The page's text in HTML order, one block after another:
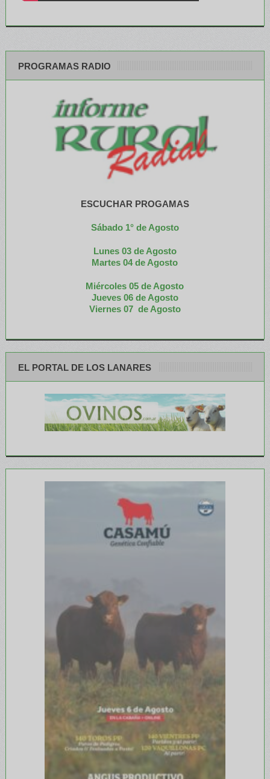
PROGRAMAS RADIO
ESCUCHAR PROGAMAS
Sábado 1° de Agosto
Lunes 03 de Agosto
Martes 04 de Agosto
Miércoles 05 de Agosto
Jueves 06 de Agosto
Viernes 07 de Agosto
EL PORTAL DE LOS LANARES